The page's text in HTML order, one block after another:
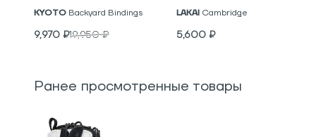
KYOTO Backyard Bindings
9,970 ₽19,950₽
LAKAI Cambridge
5,600 ₽
Ранее просмотренные товары